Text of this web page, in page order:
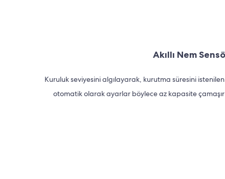
Akıllı Nem
Kuruluk seviyesini algılayarak, kurutma süresini
otomatik olarak ayarlar böylece az kapasite